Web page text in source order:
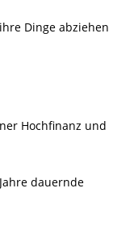
ihre Dinge abziehen
Hochfinanz und
dauernde